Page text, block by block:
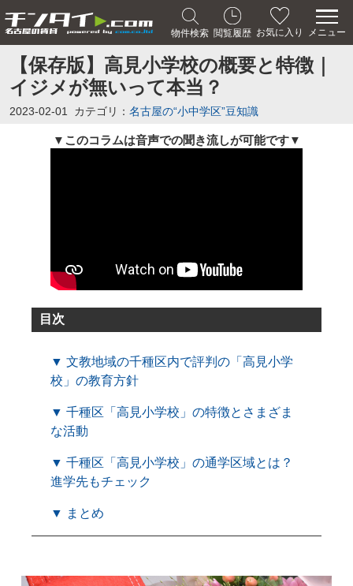
物件検索 閲覧履歴 お気に入り メニュー
【保存版】高見小学校の概要と特徴｜
イジメが無いって本当？
2023-02-01 カテゴリ： 名古屋の“小中学区”豆知識
▼ このコラムは音声での聞き流しが可能です▼
目次
▼ 文教地域の千種区内で評判の「高見小学
校」の教育方針
▼ 千種区「高見小学校」の特徴とさまざま
な活動
▼ 千種区「高見小学校」の通学区域とは？
進学先もチェック
▼ まとめ